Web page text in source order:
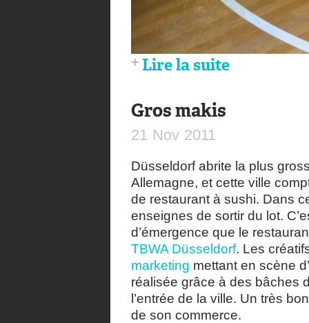
Lire la suite
Gros makis
21 Nov 2011
Düsseldorf abrite la plus
Allemagne, et cette ville
de restaurant à sushi. Dans
enseignes de sortir du lot.
d’émergence que le
TBWA Düsseldorf. Les
marketing mettant en scène
réalisée grâce à des bâches
l’entrée de la ville. Un très
de son commerce.